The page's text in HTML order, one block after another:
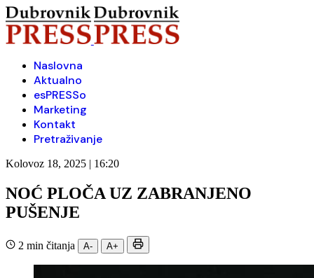
Naslovna
Aktualno
esPRESSo
Marketing
Kontakt
Pretraživanje
Kolovoz 18, 2025 | 16:20
NOĆ PLOČA UZ ZABRANJENO
PUŠENJE
2 min čitanja A- A+